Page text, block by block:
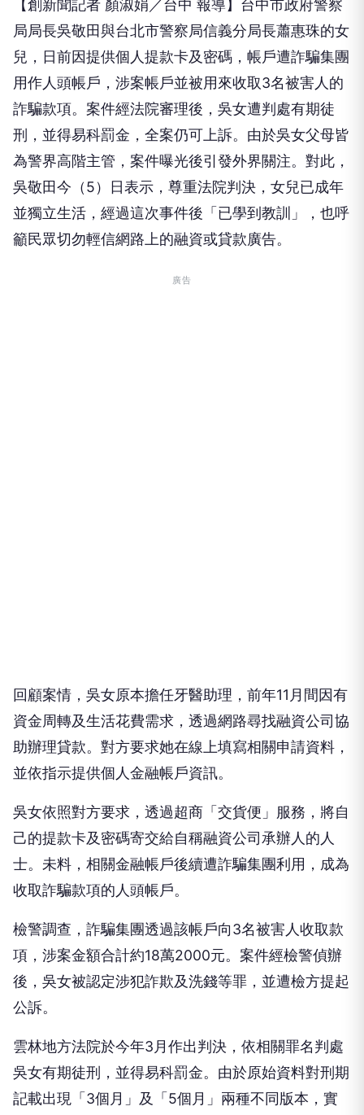
【創新聞記者 顏淑娟／台中 報導】台中市政府警察
局局長吳敬田與台北市警察局信義分局長蕭惠珠的女
兒，日前因提供個人提款卡及密碼，帳戶遭詐騙集團
用作人頭帳戶，涉案帳戶並被用來收取3名被害人的
詐騙款項。案件經法院審理後，吳女遭判處有期徒
刑，並得易科罰金，全案仍可上訴。由於吳女父母皆
為警界高階主管，案件曝光後引發外界關注。對此，
吳敬田今（5）日表示，尊重法院判決，女兒已成年
並獨立生活，經過這次事件後「已學到教訓」，也呼
籲民眾切勿輕信網路上的融資或貸款廣告。
廣告
回顧案情，吳女原本擔任牙醫助理，前年11月間因有
資金周轉及生活花費需求，透過網路尋找融資公司協
助辦理貸款。對方要求她在線上填寫相關申請資料，
並依指示提供個人金融帳戶資訊。
吳女依照對方要求，透過超商「交貨便」服務，將自
己的提款卡及密碼寄交給自稱融資公司承辦人的人
士。未料，相關金融帳戶後續遭詐騙集團利用，成為
收取詐騙款項的人頭帳戶。
檢警調查，詐騙集團透過該帳戶向3名被害人收取款
項，涉案金額合計約18萬2000元。案件經檢警偵辦
後，吳女被認定涉犯詐欺及洗錢等罪，並遭檢方提起
公訴。
雲林地方法院於今年3月作出判決，依相關罪名判處
吳女有期徒刑，並得易科罰金。由於原始資料對刑期
記載出現「3個月」及「5個月」兩種不同版本，實